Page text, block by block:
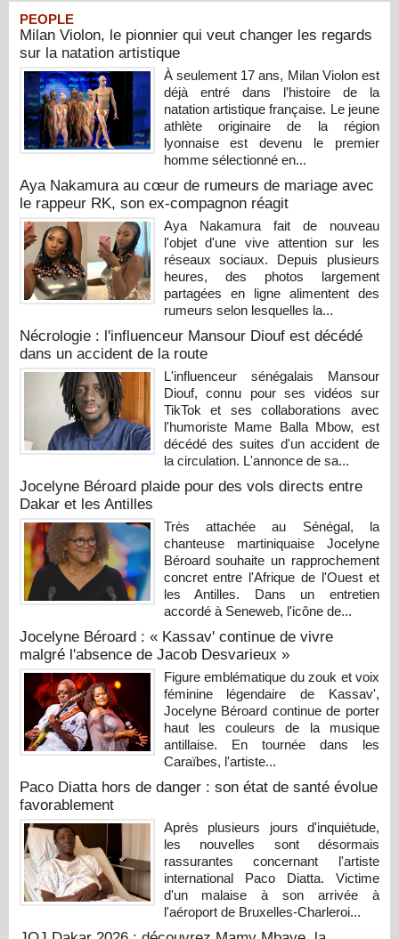
PEOPLE
Milan Violon, le pionnier qui veut changer les regards
sur la natation artistique
À seulement 17 ans, Milan Violon est
déjà entré dans l’histoire de la
natation artistique française. Le jeune
athlète originaire de la région
lyonnaise est devenu le premier
homme sélectionné en...
Aya Nakamura au cœur de rumeurs de mariage avec
le rappeur RK, son ex-compagnon réagit
Aya Nakamura fait de nouveau
l'objet d'une vive attention sur les
réseaux sociaux. Depuis plusieurs
heures, des photos largement
partagées en ligne alimentent des
rumeurs selon lesquelles la...
Nécrologie : l'influenceur Mansour Diouf est décédé
dans un accident de la route
L'influenceur sénégalais Mansour
Diouf, connu pour ses vidéos sur
TikTok et ses collaborations avec
l'humoriste Mame Balla Mbow, est
décédé des suites d'un accident de
la circulation. L'annonce de sa...
Jocelyne Béroard plaide pour des vols directs entre
Dakar et les Antilles
Très attachée au Sénégal, la
chanteuse martiniquaise Jocelyne
Béroard souhaite un rapprochement
concret entre l'Afrique de l'Ouest et
les Antilles. Dans un entretien
accordé à Seneweb, l'icône de...
Jocelyne Béroard : « Kassav' continue de vivre
malgré l'absence de Jacob Desvarieux »
Figure emblématique du zouk et voix
féminine légendaire de Kassav',
Jocelyne Béroard continue de porter
haut les couleurs de la musique
antillaise. En tournée dans les
Caraïbes, l'artiste...
Paco Diatta hors de danger : son état de santé évolue
favorablement
Après plusieurs jours d'inquiétude,
les nouvelles sont désormais
rassurantes concernant l'artiste
international Paco Diatta. Victime
d'un malaise à son arrivée à
l'aéroport de Bruxelles-Charleroi...